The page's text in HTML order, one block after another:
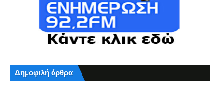
Δημοφιλή άρθρα